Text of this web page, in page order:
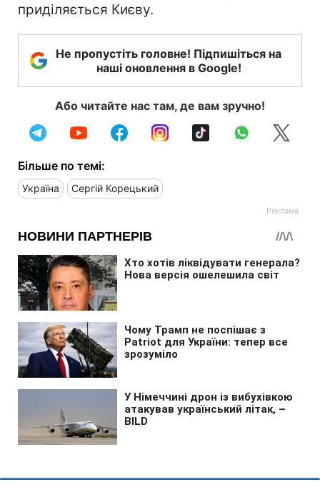
приділяється Києву.
Не пропустіть головне! Підпишіться на
наші оновлення в Google!
Або читайте нас там, де вам зручно!
Більше по темі:
Україна Сергій Корецький